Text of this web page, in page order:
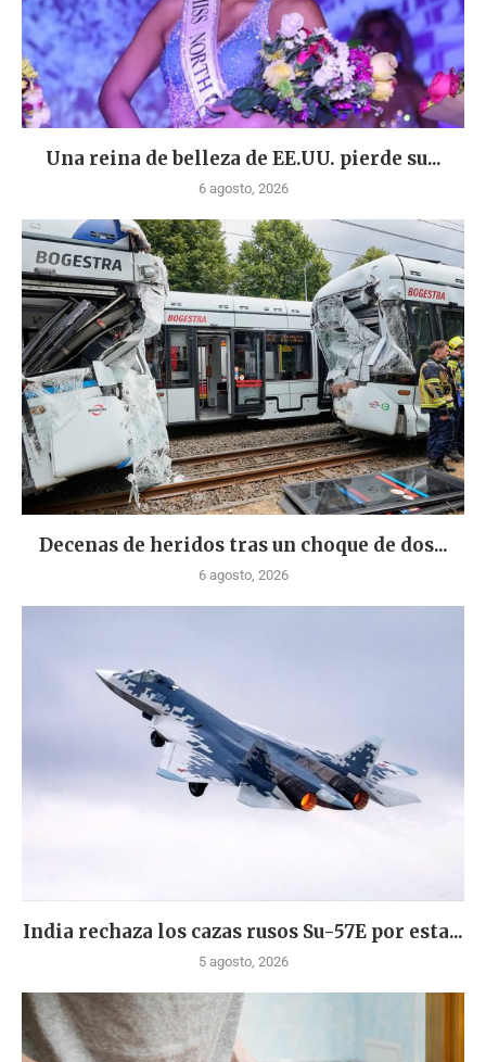
Una reina de belleza de EE.UU. pierde su...
6 agosto, 2026
Decenas de heridos tras un choque de dos...
6 agosto, 2026
India rechaza los cazas rusos Su-57E por esta...
5 agosto, 2026